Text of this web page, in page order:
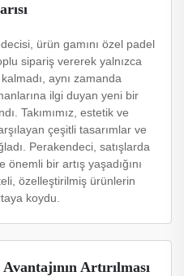
ürün gamını özel padel
sipariş vererek yalnızca
aynı zamanda
ilgi duyan yeni bir
Takımımız, estetik ve
çeşitli tasarımlar ve
Perakendeci, satışlarda
bir artış yaşadığını
özelleştirilmiş ürünlerin
koydu.
Artırılması